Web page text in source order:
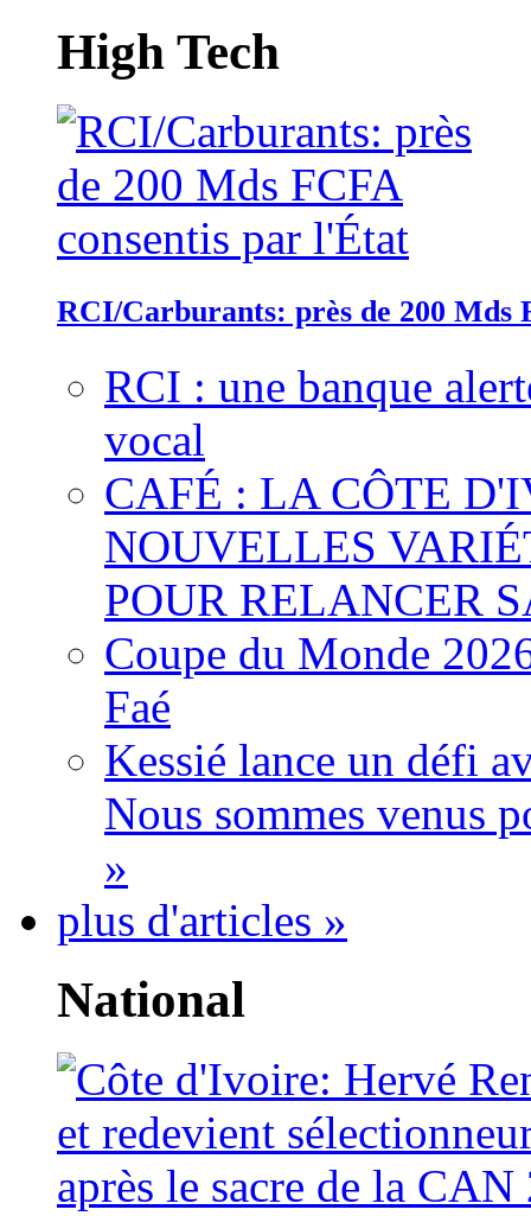
High Tech
RCI/Carburants: près de 200 Mds
RCI : une banque
vocal
CAFÉ : LA CÔTE
NOUVELLES
POUR RELANCER
Coupe du Monde
Faé
Kessié lance un défi
Nous sommes venus
»
plus d'articles »
National